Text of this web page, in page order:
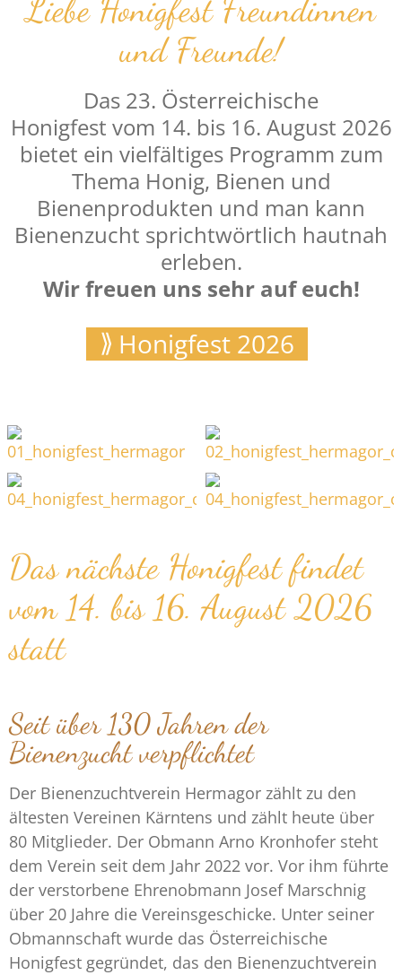
Liebe Honigfest Freundinnen
und Freunde!
Das 23. Österreichische
Honigfest vom 14. bis 16. August 2026
bietet ein vielfältiges Programm zum
Thema Honig, Bienen und
Bienenprodukten und man kann
Bienenzucht sprichtwörtlich hautnah
erleben.
Wir freuen uns sehr auf euch!
Honigfest 2026
Das nächste Honigfest findet
vom 14. bis 16. August 2026
statt
Seit über 130 Jahren der
Bienenzucht verpflichtet
Der Bienenzuchtverein Hermagor zählt zu den
ältesten Vereinen Kärntens und zählt heute über
80 Mitglieder. Der Obmann Arno Kronhofer steht
dem Verein seit dem Jahr 2022 vor. Vor ihm führte
der verstorbene Ehrenobmann Josef Marschnig
über 20 Jahre die Vereinsgeschicke. Unter seiner
Obmannschaft wurde das Österreichische
Honigfest gegründet, das den Bienenzuchtverein